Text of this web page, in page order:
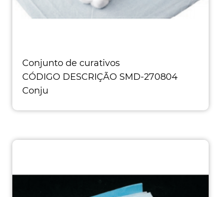
Conjunto de curativos
CÓDIGO DESCRIÇÃO SMD-270804
Conju